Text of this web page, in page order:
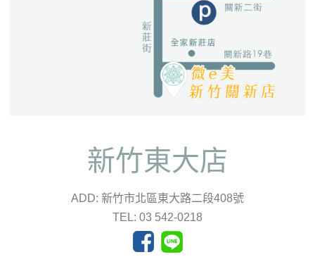
新竹東大店
ADD: 新竹市北區東大路二段408號
TEL: 03 542-0218